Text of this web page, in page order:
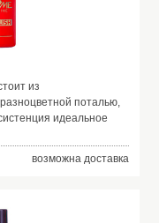
из
поталью,
идеальное
возможна доставка